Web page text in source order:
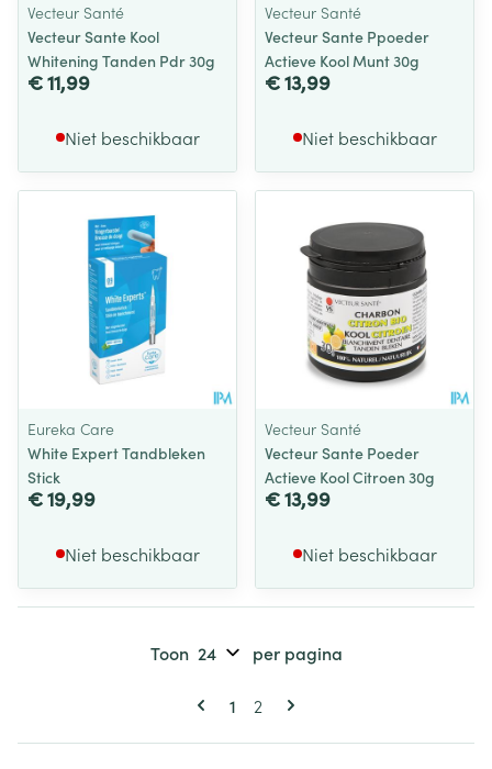
Vecteur Santé
Vecteur Sante Kool
Whitening Tanden Pdr 30g
€ 11,99
Niet beschikbaar
Vecteur Santé
Vecteur Sante Ppoeder
Actieve Kool Munt 30g
€ 13,99
Niet beschikbaar
Eureka Care
White Expert Tandbleken
Stick
€ 19,99
Niet beschikbaar
Vecteur Santé
Vecteur Sante Poeder
Actieve Kool Citroen 30g
€ 13,99
Niet beschikbaar
Pagina's
U lees momenteel pagina
1 Pagina
2
Toon per pagina